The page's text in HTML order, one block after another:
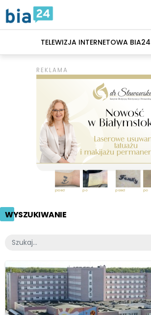
TELEWIZJA INTERNETOWA BIA24
WYSZUKIWANIE